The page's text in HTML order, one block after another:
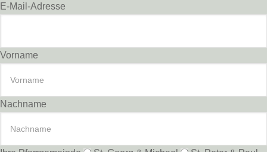
E-Mail-Adresse
Vorname
Nachname